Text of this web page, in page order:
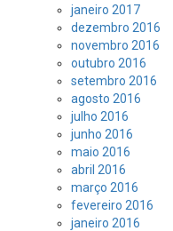
janeiro 2017
dezembro 2016
novembro 2016
outubro 2016
setembro 2016
agosto 2016
julho 2016
junho 2016
maio 2016
abril 2016
março 2016
fevereiro 2016
janeiro 2016